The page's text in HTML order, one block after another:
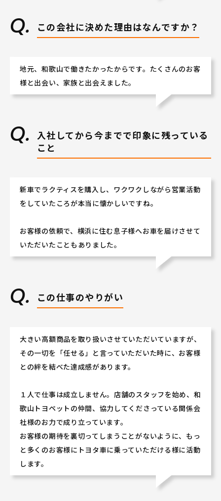
この会社に決めた理由はなんですか？
地元、和歌山で働きたかったからです。たくさんのお客
様と出会い、家族と出会えました。
入社してから今までで印象に残っている
こと
新車でラクティスを購入し、ワクワクしながら営業活動
をしていたころが本当に懐かしいですね。
お客様の依頼で、横浜に住む息子様へお車を届けさせて
いただいたこともありました。
この仕事のやりがい
大きい高額商品を取り扱いさせていただいていますが、
その一切を「任せる」と言っていただいた時に、お客様
との絆を結べた達成感があります。
１人で仕事は成立しません。店舗のスタッフを始め、和
歌山トヨペットの仲間、協力してくださっている関係会
社様のお力で成り立っています。
お客様の期待を裏切ってしまうことがないように、もっ
と多くのお客様にトヨタ車に乗っていただける様に活動
します。